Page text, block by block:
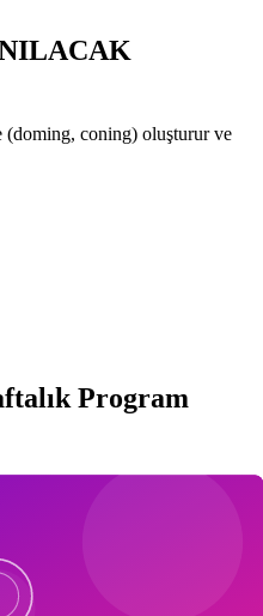
(doming, coning) oluşturur ve
Program
gün.